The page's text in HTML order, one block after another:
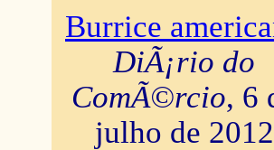
Burrice
DiÃ¡rio do
ComÃ©rcio, 6
julho de 2012